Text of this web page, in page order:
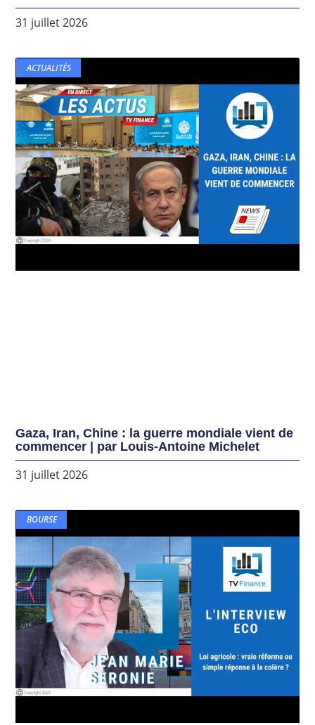
31 juillet 2026
ACTUALITÉS
Gaza, Iran, Chine : la guerre mondiale vient de
commencer | par Louis-Antoine Michelet
31 juillet 2026
BOURSE